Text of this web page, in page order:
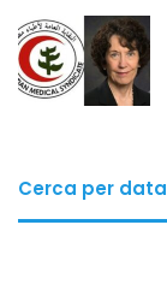
Cerca per data